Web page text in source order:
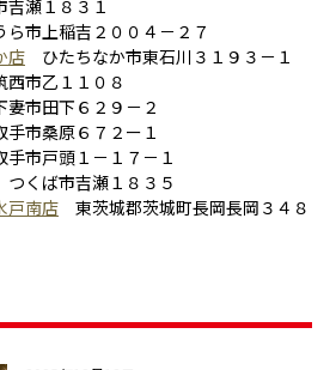
瀬１８３１
市上稲吉２００４－２７
店 ひたちなか市東石川３１９３－１
市乙１１０８
市田下６２９－２
市桑原６７２ー１
市戸頭１－１７－１
つくば市吉瀬１８３５
戸南店 東茨城郡茨城町長岡長岡３４８